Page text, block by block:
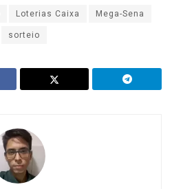
Loterias Caixa
Mega-Sena
sorteio